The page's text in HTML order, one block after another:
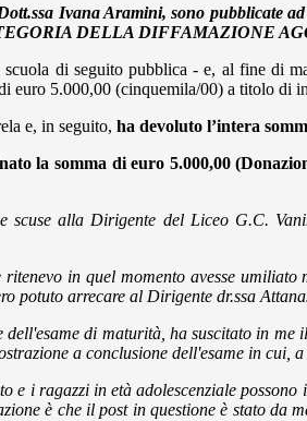
Ivana Aramini, sono pubblicate
DELLA DIFFAMAZIONE
di seguito pubblica - e, al fine di
euro 5.000,00 (cinquemila/00) a titolo di
e, in seguito, ha devoluto l’intera
la somma di euro 5.000,00
scuse alla Dirigente del Liceo G.C.
in quel momento avesse
potuto arrecare al Dirigente dr.ssa
di maturità, ha suscitato in
a conclusione dell'esame in cui,
i ragazzi in età adolescenziale
è che il post in questione è stato